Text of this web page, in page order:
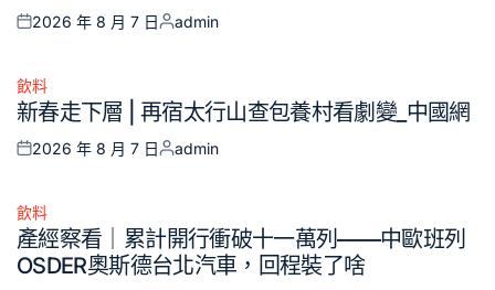
Posted
2026 年 8 月 7 日
Posted
admin
Posted
in
飲料
新春走下層 | 再宿太行山查包養村看劇變_中國網
Posted
2026 年 8 月 7 日
Posted
admin
Posted
in
飲料
產經察看｜累計開行衝破十一萬列——中歐班列
OSDER奧斯德台北汽車，回程裝了啥